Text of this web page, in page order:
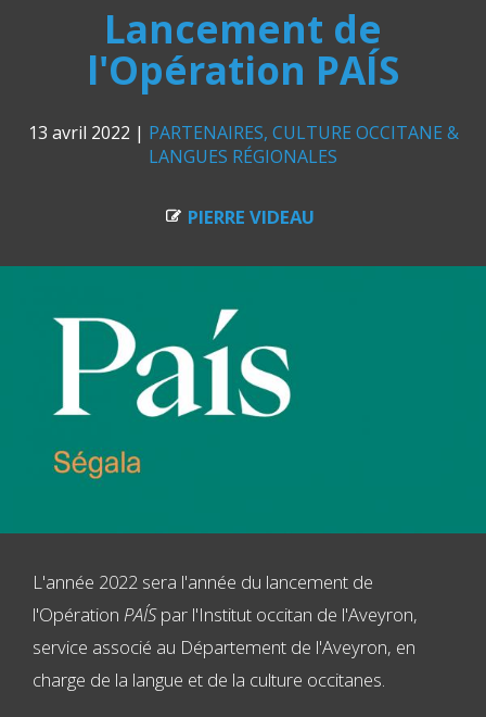
Lancement de
l'Opération PAÍS
13 avril 2022 | PARTENAIRES CULTURE OCCITANE &
LANGUES RÉGIONALES
PIERRE VIDEAU
L'année 2022 sera l'année du lancement de
l'Opération PAÍSpar l'Institut occitan de l'Aveyron,
service associé au Département de l'Aveyron, en
charge de la langue et de la culture occitanes.